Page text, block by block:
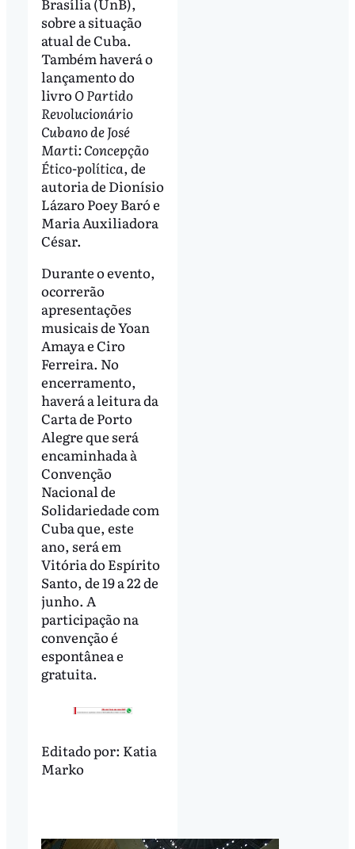
sobre a situação
atual de Cuba.
Também haverá o
lançamento do
livro O Partido
Revolucionário
Cubano de José
Marti: Concepção
Ético-política, de
autoria de Dionísio
Lázaro Poey Baró e
Maria Auxiliadora
César.
Durante o evento,
ocorrerão
apresentações
musicais de Yoan
Amaya e Ciro
Ferreira. No
encerramento,
haverá a leitura da
Carta de Porto
Alegre que será
encaminhada à
Convenção
Nacional de
Solidariedade com
Cuba que, este
ano, será em
Vitória do Espírito
Santo, de 19 a 22 de
junho. A
participação na
convenção é
espontânea e
gratuita.
Editado por: Katia
Marko